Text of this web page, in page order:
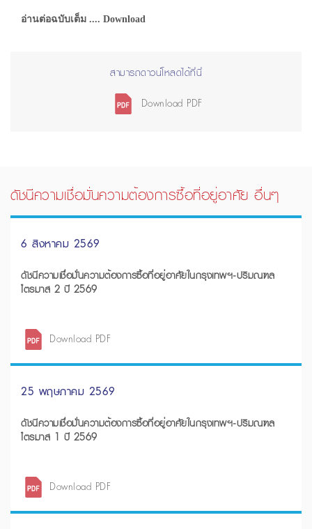
อ่านต่อฉบับเต็ม .... Download
สามารถดาวน์โหลดได้ที่นี่
Download PDF
ดัชนีความเชื่อมั่นความต้องการซื้อที่อยู่อาศัย อื่นๆ
6 สิงหาคม 2569
ดัชนีความเชื่อมั่นความต้องการซื้อที่อยู่อาศัยในกรุงเทพฯ-ปริมณฑล
ไตรมาส 2 ปี 2569
Download PDF
25 พฤษภาคม 2569
ดัชนีความเชื่อมั่นความต้องการซื้อที่อยู่อาศัยในกรุงเทพฯ-ปริมณฑล
ไตรมาส 1 ปี 2569
Download PDF